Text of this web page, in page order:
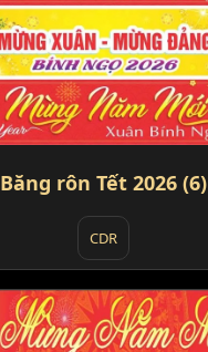
Băng rôn Tết 2026 (6)
CDR